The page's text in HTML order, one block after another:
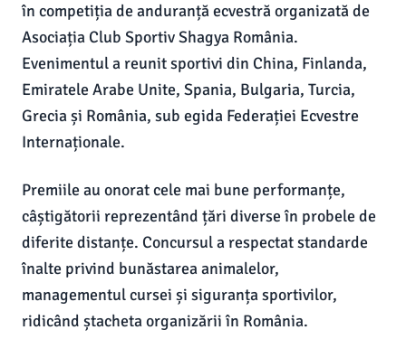
în competiția de anduranță ecvestră organizată de
Asociația Club Sportiv Shagya România.
Evenimentul a reunit sportivi din China, Finlanda,
Emiratele Arabe Unite, Spania, Bulgaria, Turcia,
Grecia și România, sub egida Federației Ecvestre
Internaționale.
Premiile au onorat cele mai bune performanțe,
câștigătorii reprezentând țări diverse în probele de
diferite distanțe. Concursul a respectat standarde
înalte privind bunăstarea animalelor,
managementul cursei și siguranța sportivilor,
ridicând ștacheta organizării în România.